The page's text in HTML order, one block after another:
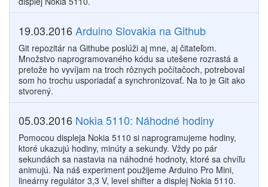
19.03.2016Arduino Slovakia na Github
Git repozitár na Githube poslúži aj mne, aj čitateľom.
Množstvo naprogramovaného kódu sa utešene rozrastá a
pretože ho vyvíjam na troch rôznych počítačoch, potreboval
som ho trochu usporiadať a synchronizovať. Na to je Git ako
stvorený.
05.03.2016 Nokia 5110: Náhodné hodiny
Pomocou displeja Nokia 5110 si naprogramujeme hodiny,
ktoré ukazujú hodiny, minúty a sekundy. Vždy po pár
sekundách sa nastavia na náhodné hodnoty, ktoré sa chvíľu
animujú. Na náš experiment použijeme Arduino Pro Mini,
lineárny regulátor 3,3 V, level shifter a displej Nokia 5110.